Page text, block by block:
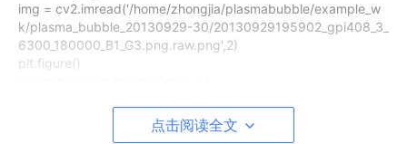
img = cv2.imread('/home/zhongjia/plasmabubble/example_w
k/plasma_bubble_20130929-30/20130929195902_gpi408_3_
6300_180000_B1_G3.png.raw.png',2)
plt.figure()
grayHist = calcGrayHist(img)
点击阅读全文